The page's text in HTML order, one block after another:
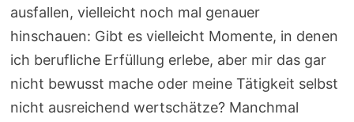
ausfallen, vielleicht noch mal genauer
hinschauen: Gibt es vielleicht Momente, in denen
ich berufliche Erfüllung erlebe, aber mir das gar
nicht bewusst mache oder meine Tätigkeit selbst
nicht ausreichend wertschätze? Manchmal